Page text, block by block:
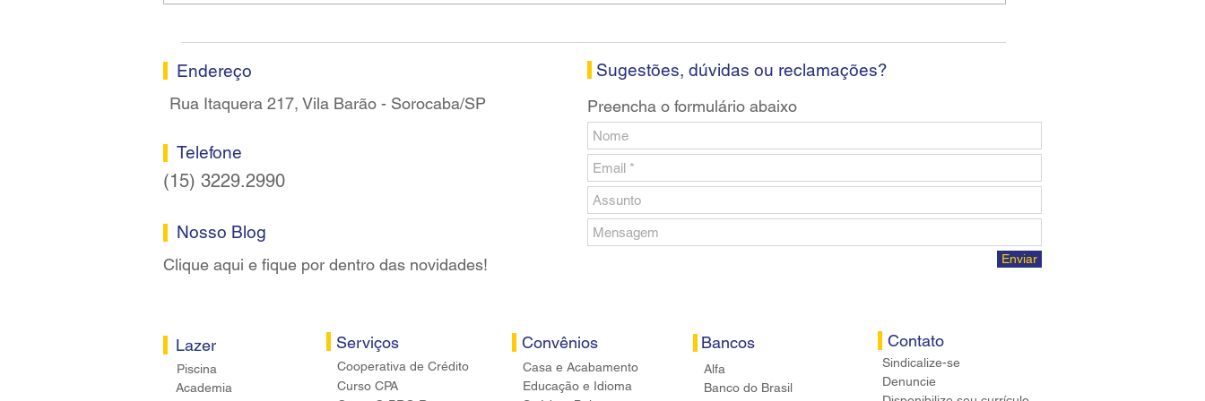
Endereço
Rua Itaquera 217, Vila Barão - Sorocaba/SP
Telefone
(15) 3229.2990
Nosso Blog
Clique aqui e fique por dentro das novidades!
Lazer
Piscina
Academia
Serviços
Cooperativa de Crédito
Curso CPA
Sugestões, dúvidas ou reclamações?
Preencha o formulário abaixo
Enviar
Convênios
Casa e Acabamento
Educação e Idioma
Bancos
Alfa
Banco do Brasil
Contato
Sindicalize-se
Denuncie